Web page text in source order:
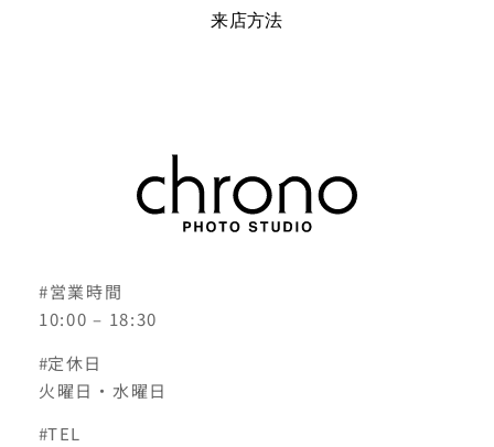
来店方法
#営業時間
10:00 – 18:30
#定休日
火曜日・水曜日
#TEL